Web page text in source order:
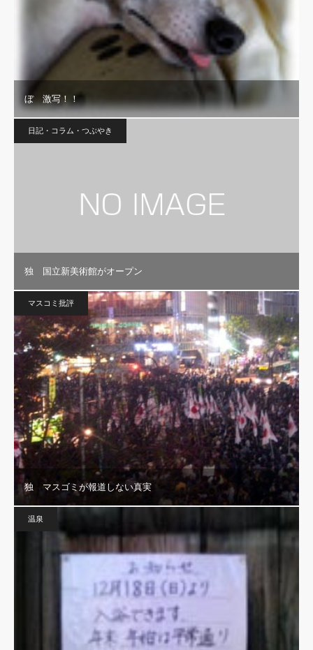
ぼ 激写！！
日記・コラム・つぶやき
独 国立新美術館がオープン
マスコミ批評
独 マスゴミが報道しない真実
温泉